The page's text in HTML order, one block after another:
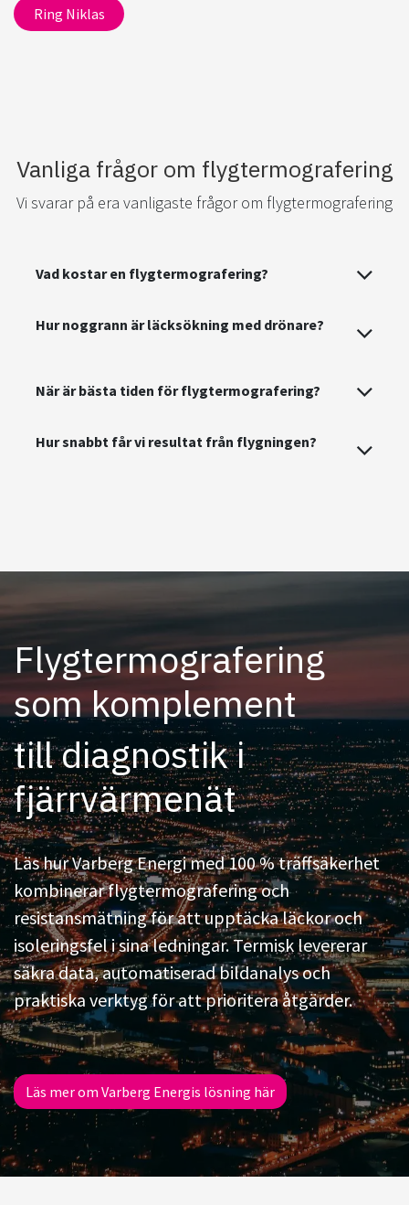
Ring Niklas
Vad kostar en flygtermografering?
Hur noggrann är läcksökning med drönare?
När är bästa tiden för flygtermografering?
Hur snabbt får vi resultat från flygningen?
Vanliga frågor om flygtermografering
Vi svarar på era vanligaste frågor om flygtermografering
Flygtermografering
som komplement
till diagnostik i
fjärrvärmenät
Läs hur Varberg Energi med 100 % träffsäkerhet
kombinerar flygtermografering och
resistansmätning för att upptäcka läckor och
isoleringsfel i sina ledningar. Termisk levererar
säkra data, automatiserad bildanalys och
praktiska verktyg för att prioritera åtgärder.
Läs mer om Varberg Energis lösning här